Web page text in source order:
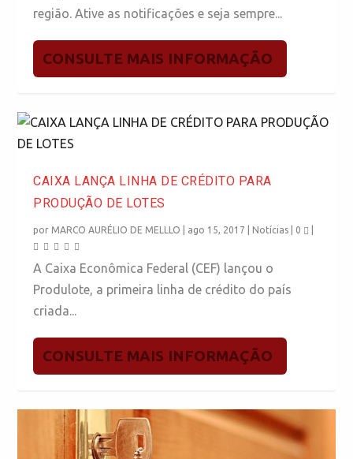
região. Ative as notificações e seja sempre...
CONSULTE MAIS INFORMAÇÃO
CAIXA LANÇA LINHA DE CRÉDITO PARA
PRODUÇÃO DE LOTES
por MARCO AURÉLIO DE MELLLO ago 15, 2017 Notícias 0
A Caixa Econômica Federal (CEF) lançou o
Produlote, a primeira linha de crédito do país
criada...
CONSULTE MAIS INFORMAÇÃO